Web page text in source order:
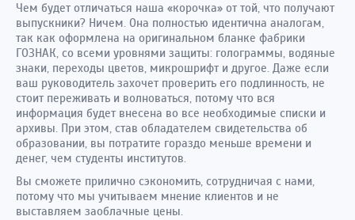
Чем будет отличаться наша «корочка» от той, что получают
выпускники? Ничем. Она полностью идентична аналогам,
так как оформлена на оригинальном бланке фабрики
ГОЗНАК, со всеми уровнями защиты: голограммы, водяные
знаки, переходы цветов, микрошрифт и другое. Даже если
ваш руководитель захочет проверить его подлинность, не
стоит переживать и волноваться, потому что вся
информация будет внесена во все необходимые списки и
архивы. При этом, став обладателем свидетельства об
образовании, вы потратите гораздо меньше времени и
денег, чем студенты институтов.
Вы сможете прилично сэкономить, сотрудничая с нами,
потому что мы учитываем мнение клиентов и не
выставляем заоблачные цены.